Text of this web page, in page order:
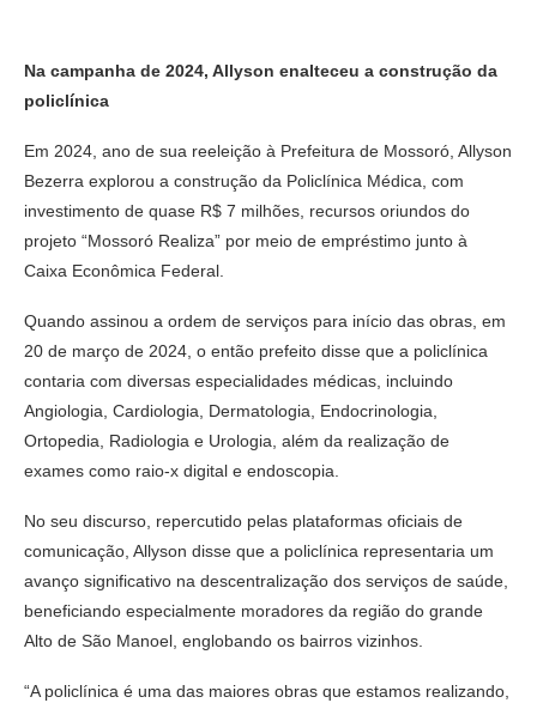
Na campanha de 2024, Allyson enalteceu a construção da
policlínica
Em 2024, ano de sua reeleição à Prefeitura de Mossoró, Allyson
Bezerra explorou a construção da Policlínica Médica, com
investimento de quase R$ 7 milhões, recursos oriundos do
projeto “Mossoró Realiza” por meio de empréstimo junto à
Caixa Econômica Federal.
Quando assinou a ordem de serviços para início das obras, em
20 de março de 2024, o então prefeito disse que a policlínica
contaria com diversas especialidades médicas, incluindo
Angiologia, Cardiologia, Dermatologia, Endocrinologia,
Ortopedia, Radiologia e Urologia, além da realização de
exames como raio-x digital e endoscopia.
No seu discurso, repercutido pelas plataformas oficiais de
comunicação, Allyson disse que a policlínica representaria um
avanço significativo na descentralização dos serviços de saúde,
beneficiando especialmente moradores da região do grande
Alto de São Manoel, englobando os bairros vizinhos.
“A policlínica é uma das maiores obras que estamos realizando,